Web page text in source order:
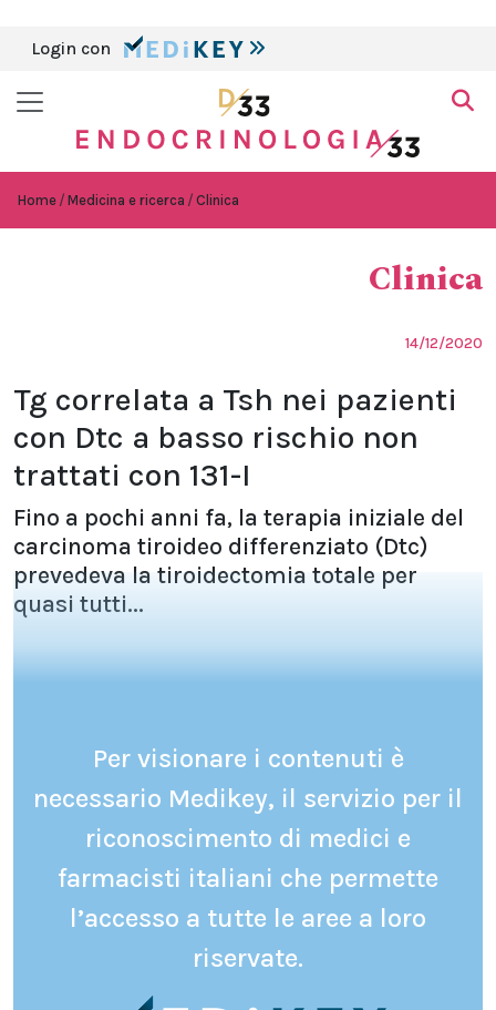
Login con
Home Medicina e ricerca Clinica
Clinica
14/12/2020
Tg correlata a Tsh nei pazienti
con Dtc a basso rischio non
trattati con 131-I
Fino a pochi anni fa, la terapia iniziale del
carcinoma tiroideo differenziato (Dtc)
prevedeva la tiroidectomia totale per
quasi tutti...
Per visionare i contenuti è
necessario Medikey, il servizio per il
riconoscimento di medici e
farmacisti italiani che permette
l’accesso a tutte le aree a loro
riservate.